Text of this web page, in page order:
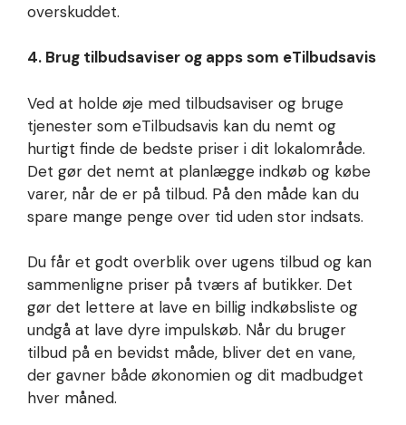
overskuddet.
4. Brug tilbudsaviser og apps som eTilbudsavis
Ved at holde øje med tilbudsaviser og bruge
tjenester som eTilbudsavis kan du nemt og
hurtigt finde de bedste priser i dit lokalområde.
Det gør det nemt at planlægge indkøb og købe
varer, når de er på tilbud. På den måde kan du
spare mange penge over tid uden stor indsats.
Du får et godt overblik over ugens tilbud og kan
sammenligne priser på tværs af butikker. Det
gør det lettere at lave en billig indkøbsliste og
undgå at lave dyre impulskøb. Når du bruger
tilbud på en bevidst måde, bliver det en vane,
der gavner både økonomien og dit madbudget
hver måned.